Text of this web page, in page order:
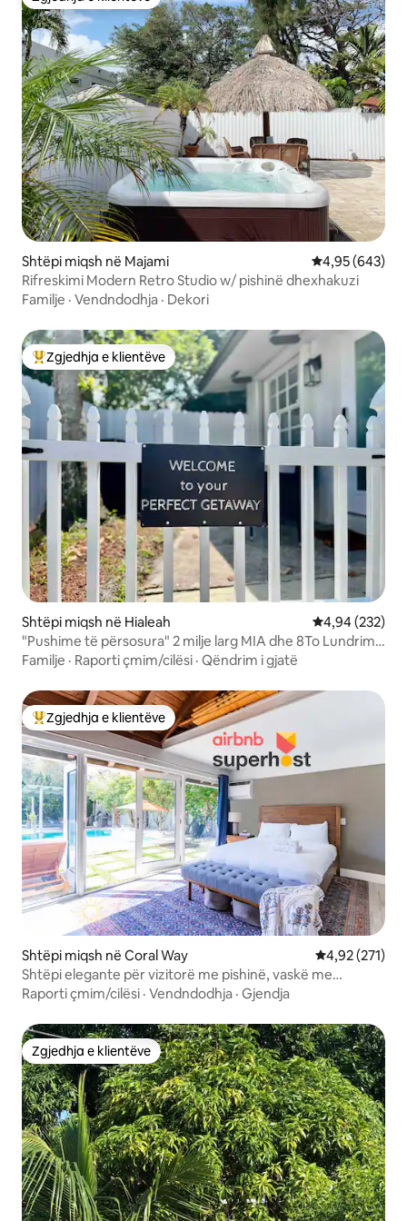
Zgjedhja e klientëve
Shtëpi miqsh në Majami Vlerësimi
4,95 (643)
Rifreskimi Modern Retro Studio w/ pishinë dhexhakuzi
Familje · Vendndodhja · Dekori
Më të mirat e zgjedhjeve të klientëve
Zgjedhja e klientëve
Shtëpi miqsh në Hialeah Vlerësimi
4,94 (232)
"Pushime të përsosura" 2 milje larg MIA dhe 8To Lundrimi
yt me anije
Familje · Raporti çmim/cilësi · Qëndrim i gjatë
Më të mirat e zgjedhjeve të klientëve
Zgjedhja e klientëve
Shtëpi miqsh në Coral Way Vlerësimi
4,92 (271)
Shtëpi elegante për vizitorë me pishinë, vaskë me
hidromasazh, skarë, mini golf
Raporti çmim/cilësi · Vendndodhja · Gjendja
Zgjedhja e klientëve
Zgjedhja e klientëve